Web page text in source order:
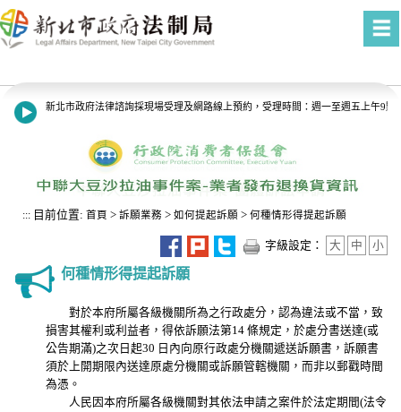
進入內容區塊
新北市政府法律諮詢採現場受理及網路線上預約，受理時間：週一至週五上午9
::: 目前位置: 首頁 > 訴願業務 > 如何提起訴願 > 何種情形得提起訴願
字級設定： 大 中 小
何種情形得提起訴願
對於本府所屬各級機關所為之行政處分，認為違法或不當，致
損害其權利或利益者，得依訴願法第14 條規定，於處分書送達(或
公告期滿)之次日起30 日內向原行政處分機關遞送訴願書，訴願書
須於上開期限內送達原處分機關或訴願管轄機關，而非以郵戳時間
為憑。
人民因本府所屬各級機關對其依法申請之案件於法定期間(法令